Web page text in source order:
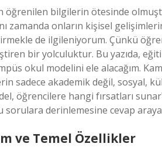
öğrenilen bilgilerin ötesinde
zamanda onların kişisel
de ilgileniyorum. Çünkü
bir yolculuktur. Bu yazıda,
okul modelini ele alacağım.
sadece akademik değil, sosyal,
öğrencilere hangi fırsatları
derinlemesine cevap
ve Temel Özellikler